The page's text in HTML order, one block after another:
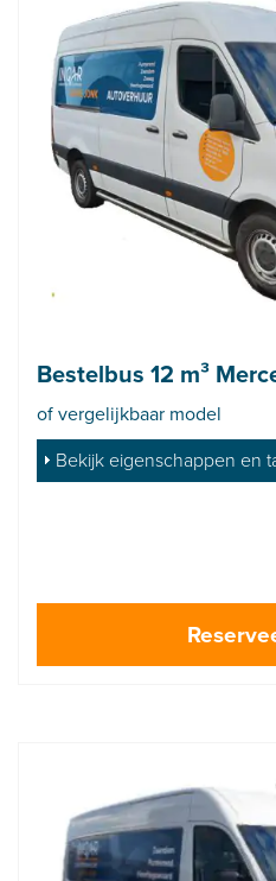
Bestelbus 12 m³
of vergelijkbaar model
Bekijk eigenschappen en